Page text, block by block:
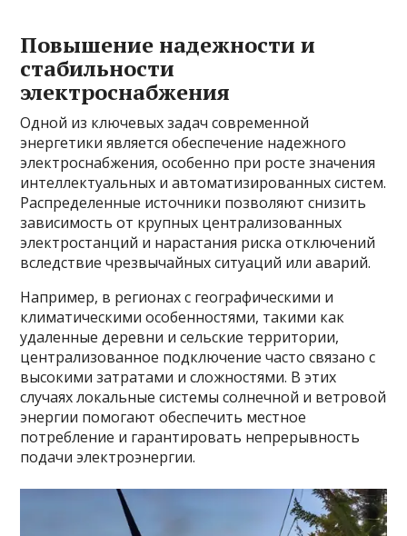
Повышение надежности и
стабильности
электроснабжения
Одной из ключевых задач современной
энергетики является обеспечение надежного
электроснабжения, особенно при росте значения
интеллектуальных и автоматизированных систем.
Распределенные источники позволяют снизить
зависимость от крупных централизованных
электростанций и нарастания риска отключений
вследствие чрезвычайных ситуаций или аварий.
Например, в регионах с географическими и
климатическими особенностями, такими как
удаленные деревни и сельские территории,
централизованное подключение часто связано с
высокими затратами и сложностями. В этих
случаях локальные системы солнечной и ветровой
энергии помогают обеспечить местное
потребление и гарантировать непрерывность
подачи электроэнергии.